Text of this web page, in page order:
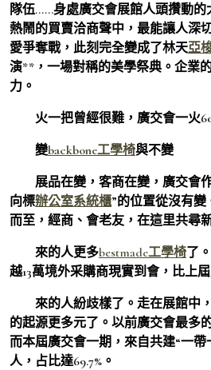
隊伍……身處廣交會展館人頭攢動
熱鬧的買賣洽商聲中，最能讓人深
愛爭奪戰，此刻完全變成了林天亞
演**，一場對稱的美學祭典。企業
力。
火一把曾經很難，廣交會一火60
變backbone工學椅與不變
展品在變，客商在變，廣交會作
向標辦公室系統櫃”的位置從沒有
而至，經商、會老友，在這里共尋
來的人更多bestmade工學椅了
越13萬境外采購商現實到會，比上屆
來的人紛歧樣了。走在展館中
的起源更多元了。以前廣交會最多
而本屆廣交會一期，來自共建“一
人，占比達69.7%。